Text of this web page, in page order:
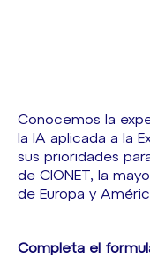
Conocemos la
la IA aplicada a la
sus prioridades
de CIONET, la
de Europa y
Completa el